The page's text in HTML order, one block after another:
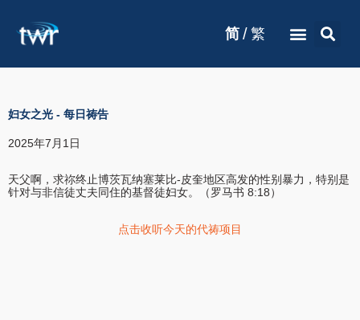
简 / 繁
妇女之光 - 每日祷告
2025年7月1日
天父啊，求祢终止博茨瓦纳塞莱比-皮奎地区高发的性别暴力，特别是
针对与非信徒丈夫同住的基督徒妇女。（罗马书 8:18）
点击收听今天的代祷项目